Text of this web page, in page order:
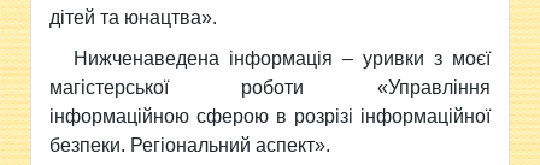
дітей та юнацтва».
Нижченаведена інформація – уривки з моєї
магістерської роботи «Управління
інформаційною сферою в розрізі інформаційної
безпеки. Регіональний аспект».